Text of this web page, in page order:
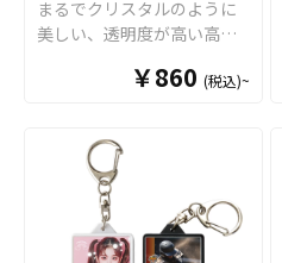
いていますので、サッと引
っ張るだけで伸縮し、改札
や入退室の時に大変便利で
す。 カラーはブラック・ブ
をご用意しておりますの
で、デザインやキャラクタ
ー、ターゲットなどに合わ
せてお選びいただけます。
販売に必要な資材も取り揃
まるでクリスタルのように
美しい、透明度が高い高品
たオリジナル アクリルブロ
とブロックタイプの2タイプ
をご用意しております。ガ
ラスを超える透過率と頑丈
性を備えたアクリルにオリ
ジナルデザインをプリント
することで、高級感＆存在
￥860 (税込)~